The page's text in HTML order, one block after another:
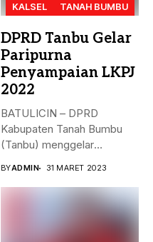
KALSEL TANAH BUMBU
DPRD Tanbu Gelar
Paripurna
Penyampaian LKPJ
2022
BATULICIN – DPRD
Kabupaten Tanah Bumbu
(Tanbu) menggelar
BYADMIN 31 MARET 2023